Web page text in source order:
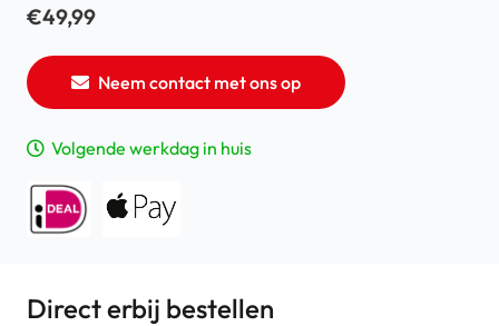
€49,99
Neem contact met ons op
Volgende werkdag in huis
Direct erbij bestellen